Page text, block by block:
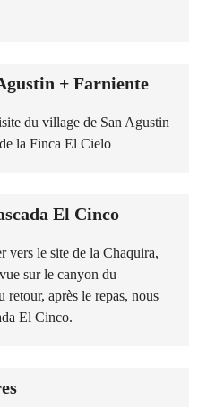
+ Farniente
du village de San Agustin
la Finca El Cielo
El Cinco
vers le site de la Chaquira,
sur le canyon du
retour, après le repas, nous
El Cinco.